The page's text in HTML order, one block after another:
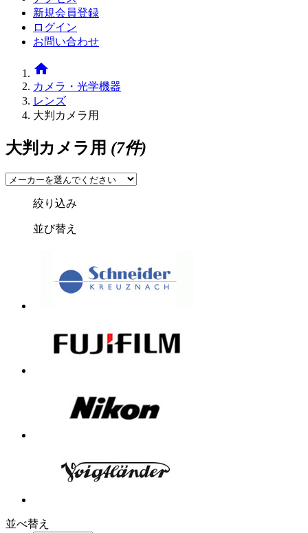
新規会員登録
ログイン
お問い合わせ
home
カメラ・光学機器
レンズ
大判カメラ用
大判カメラ用 (7件)
絞り込み
並び替え
並べ替え